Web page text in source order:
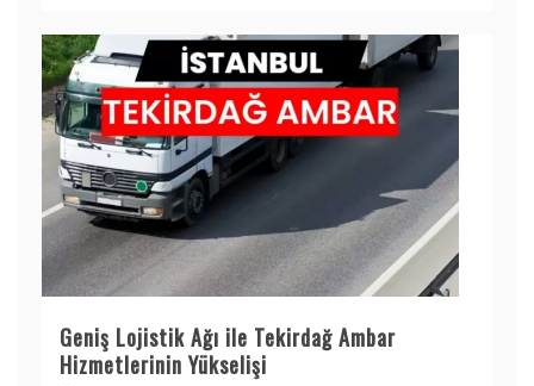
Geniş Lojistik Ağı ile Tekirdağ Ambar
Hizmetlerinin Yükselişi